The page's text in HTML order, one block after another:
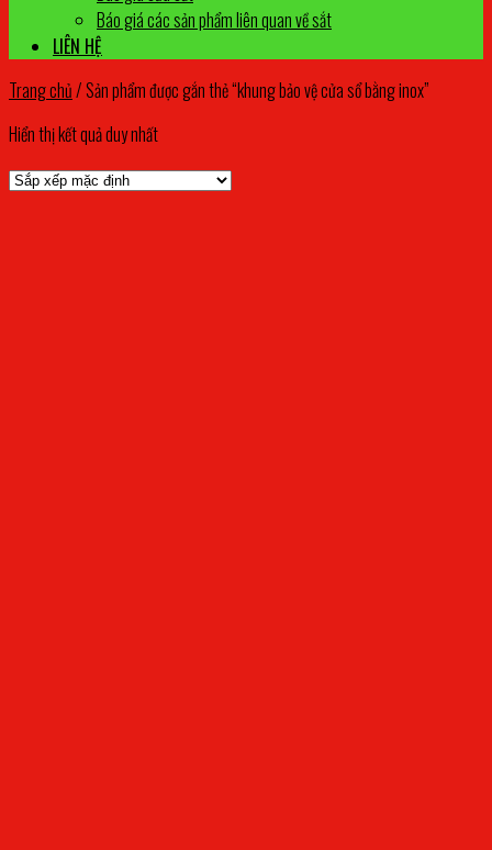
Báo giá các sản phẩm liên quan về sắt
LIÊN HỆ
Trang chủ/Sản phẩm được gắn thẻ “khung bảo vệ cửa sổ bằng inox”
Hiển thị kết quả duy nhất